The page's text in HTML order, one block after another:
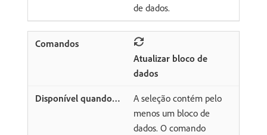
de dados.
Atualizar bloco de
dados
A seleção contém pelo
menos um bloco de
dados. O comando